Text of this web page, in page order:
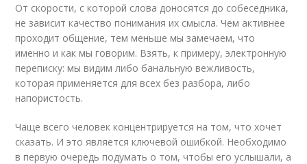
От скорости, с которой слова доносятся до собеседника,
не зависит качество понимания их смысла. Чем активнее
проходит общение, тем меньше мы замечаем, что
именно и как мы говорим. Взять, к примеру, электронную
переписку: мы видим либо банальную вежливость,
которая применяется для всех без разбора, либо
напористость.
Чаще всего человек концентрируется на том, что хочет
сказать. И это является ключевой ошибкой. Необходимо
в первую очередь подумать о том, чтобы его услышали, а